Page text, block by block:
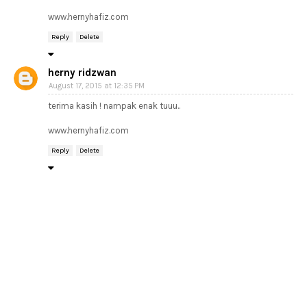
www.hernyhafiz.com
Reply Delete
herny ridzwan
August 17, 2015 at 12:35 PM
terima kasih ! nampak enak tuuu..
www.hernyhafiz.com
Reply Delete